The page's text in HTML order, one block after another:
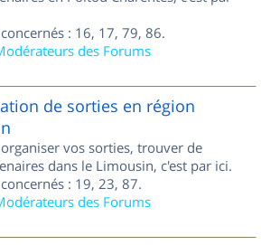
: 16, 17, 79, 86.
des Forums
de sorties en région
vos sorties, trouver de
dans le Limousin, c'est par ici.
: 19, 23, 87.
des Forums